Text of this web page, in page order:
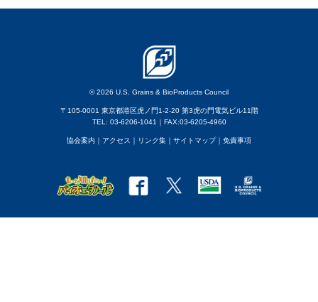
© 2026 U.S. Grains & BioProducts Council
〒105-0001 東京都港区虎ノ門1-2-20 第3虎の門電気ビル11階
TEL: 03-6206-1041｜FAX:03-6205-4960
協会案内 ｜アクセス ｜ リンク集 ｜ サイトマップ｜ 免責事項